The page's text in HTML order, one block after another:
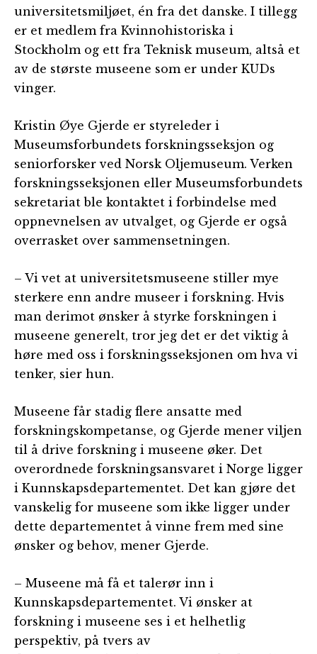
universitetsmiljøet, én fra det danske. I tillegg
er et medlem fra Kvinnohistoriska i
Stockholm og ett fra Teknisk museum, altså et
av de største museene som er under KUDs
vinger.
Kristin Øye Gjerde er styreleder i
Museumsforbundets forskningsseksjon og
seniorforsker ved Norsk Oljemuseum. Verken
forskningsseksjonen eller Museumsforbundets
sekretariat ble kontaktet i forbindelse med
oppnevnelsen av utvalget, og Gjerde er også
overrasket over sammensetningen.
– Vi vet at universitetsmuseene stiller mye
sterkere enn andre museer i forskning. Hvis
man derimot ønsker å styrke forskningen i
museene generelt, tror jeg det er det viktig å
høre med oss i forskningsseksjonen om hva vi
tenker, sier hun.
Museene får stadig flere ansatte med
forskningskompetanse, og Gjerde mener viljen
til å drive forskning i museene øker. Det
overordnede forskningsansvaret i Norge ligger
i Kunnskapsdepartementet. Det kan gjøre det
vanskelig for museene som ikke ligger under
dette departementet å vinne frem med sine
ønsker og behov, mener Gjerde.
– Museene må få et talerør inn i
Kunnskapsdepartementet. Vi ønsker at
forskning i museene ses i et helhetlig
perspektiv, på tvers av